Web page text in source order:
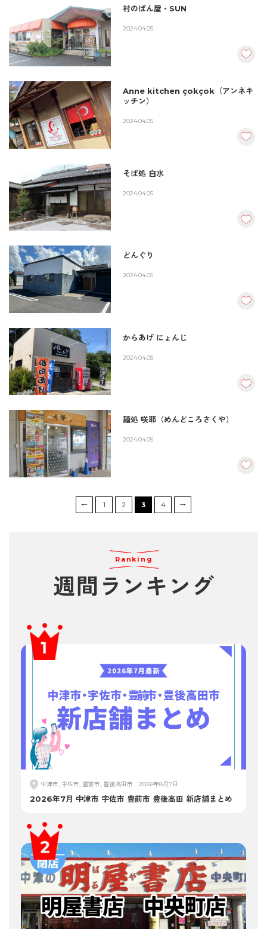
村のぱん屋・SUN
2024.04.05
Anne kitchen çokçok（アンネキ
ッチン）
2024.04.05
そば処 白水
2024.04.05
どんぐり
2024.04.05
からあげ にょんじ
2024.04.05
麺処 咲耶（めんどころさくや）
2024.04.05
← 1 2 3 4 →
Ranking
週間ランキング
中津市, 宇佐市, 豊前市, 豊後高田市 2026年8月7日
2026年7月 中津市 宇佐市 豊前市 豊後高田 新店舗まとめ